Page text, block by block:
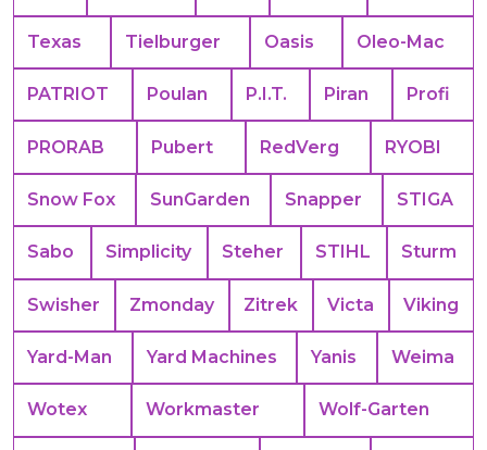
Texas Tielburger Oasis Oleo-Mac
PATRIOT Poulan P.I.T. Piran Profi
PRORAB Pubert RedVerg RYOBI
Snow Fox SunGarden Snapper STIGA
Sabo Simplicity Steher STIHL Sturm
Swisher Zmonday Zitrek Victa Viking
Yard-Man Yard Machines Yanis Weima
Wotex Workmaster Wolf-Garten